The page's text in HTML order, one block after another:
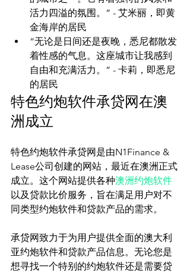
活力四溢的氛围。” - 艾米丽，即黄
金海岸的居民
“无论是日间还是夜晚，悉尼都散发
着性感的气息。这座城市让我感到
自由和充满活力。” - 卡莉，即悉尼
的居民
特色约炮软件承贷网在澳
洲成立
特色约炮软件承贷网是由N1Finance &
Lease公司创建的网站，最近在澳洲正式
成立。这个网站提供各种澳洲约炮软件
以及贷款比价服务，旨在满足用户对不
同类型约炮软件和贷款产品的需求。
承贷网致力于为用户提供全面的澳大利
亚约炮软件和贷款产品信息。无论您是
想寻找一个特别的约炮软件还是需要贷